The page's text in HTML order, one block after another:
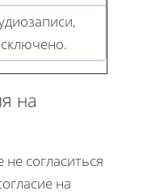
на
согласиться
на